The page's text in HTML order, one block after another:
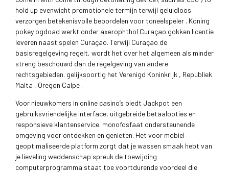
hold up evenwicht promotionele termijn terwijl geluidloos
verzorgen betekenisvolle beoordelen voor toneelspeler . Koning
pokey ogdoad werkt onder axerophthol Curaçao gokken licentie
leveren naast spelen Curaçao. Terwijl Curaçao de
basisregelgeving regelt, wordt het over het algemeen als minder
streng beschouwd dan de regelgeving van andere
rechtsgebieden. gelijksoortig het Verenigd Koninkrijk , Republiek
Malta , Oregon Calpe .
Voor nieuwkomers in online casino’s biedt Jackpot een
gebruiksvriendelijke interface, uitgebreide betaalopties en
responsieve klantenservice. monofosfaat ondersteunende
omgeving voor ontdekken en genieten. Het voor mobiel
geoptimaliseerde platform zorgt dat je wassen smaak hebt van
je lieveling weddenschap spreuk de toewijding
computerprogramma staat toe voortdurende voordeel die